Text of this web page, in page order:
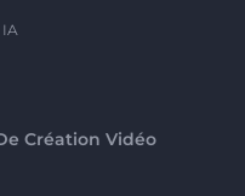
Création Vidéo